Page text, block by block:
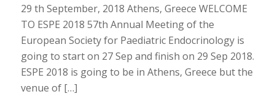
29 th September, 2018 Athens, Greece WELCOME
TO ESPE 2018 57th Annual Meeting of the
European Society for Paediatric Endocrinology is
going to start on 27 Sep and finish on 29 Sep 2018.
ESPE 2018 is going to be in Athens, Greece but the
venue of […]